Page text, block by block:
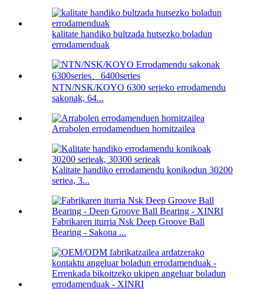
kalitate handiko bultzada hutsezko boladun
errodamenduak
NTN/NSK/KOYO 6300 serieko errodamendu
sakonak, 64...
Arrabolen errodamenduen hornitzailea
Kalitate handiko errodamendu konikodun 30200
seriea, 3...
Fabrikaren iturria Nsk Deep Groove Ball
Bearing - Sakona ...